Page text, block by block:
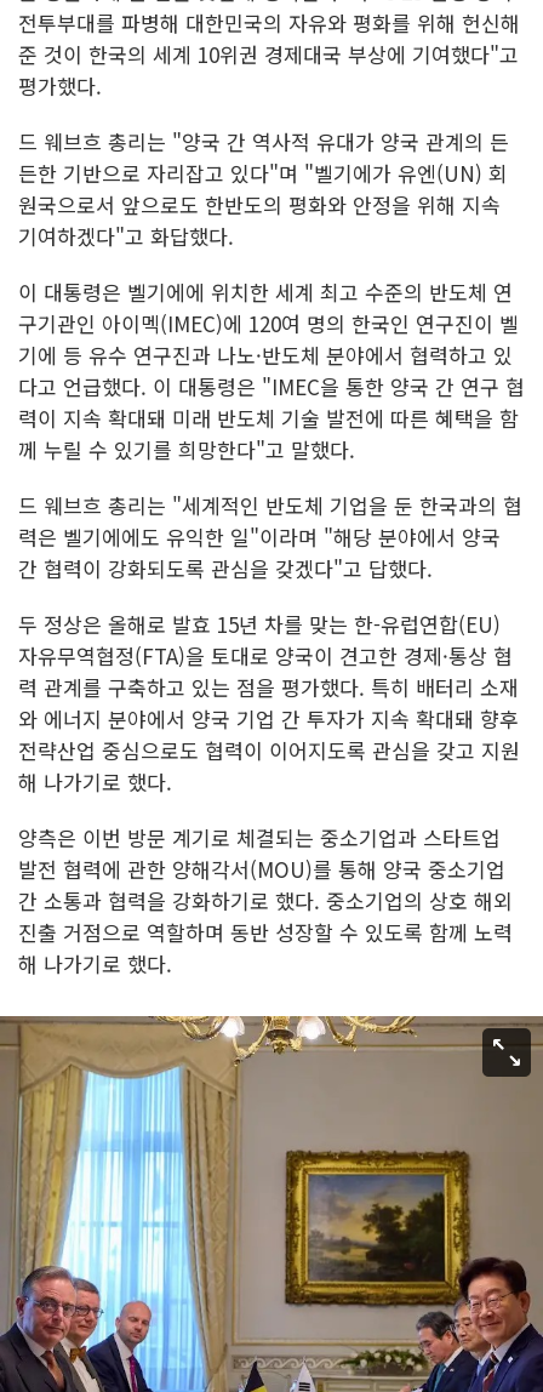
전투부대를 파병해 대한민국의 자유와 평화를 위해 헌신해
준 것이 한국의 세계 10위권 경제대국 부상에 기여했다"고
평가했다.
드 웨브흐 총리는 "양국 간 역사적 유대가 양국 관계의 든
든한 기반으로 자리잡고 있다"며 "벨기에가 유엔(UN) 회
원국으로서 앞으로도 한반도의 평화와 안정을 위해 지속
기여하겠다"고 화답했다.
이 대통령은 벨기에에 위치한 세계 최고 수준의 반도체 연
구기관인 아이멕(IMEC)에 120여 명의 한국인 연구진이 벨
기에 등 유수 연구진과 나노·반도체 분야에서 협력하고 있
다고 언급했다. 이 대통령은 "IMEC을 통한 양국 간 연구 협
력이 지속 확대돼 미래 반도체 기술 발전에 따른 혜택을 함
께 누릴 수 있기를 희망한다"고 말했다.
드 웨브흐 총리는 "세계적인 반도체 기업을 둔 한국과의 협
력은 벨기에에도 유익한 일"이라며 "해당 분야에서 양국
간 협력이 강화되도록 관심을 갖겠다"고 답했다.
두 정상은 올해로 발효 15년 차를 맞는 한-유럽연합(EU)
자유무역협정(FTA)을 토대로 양국이 견고한 경제·통상 협
력 관계를 구축하고 있는 점을 평가했다. 특히 배터리 소재
와 에너지 분야에서 양국 기업 간 투자가 지속 확대돼 향후
전략산업 중심으로도 협력이 이어지도록 관심을 갖고 지원
해 나가기로 했다.
양측은 이번 방문 계기로 체결되는 중소기업과 스타트업
발전 협력에 관한 양해각서(MOU)를 통해 양국 중소기업
간 소통과 협력을 강화하기로 했다. 중소기업의 상호 해외
진출 거점으로 역할하며 동반 성장할 수 있도록 함께 노력
해 나가기로 했다.